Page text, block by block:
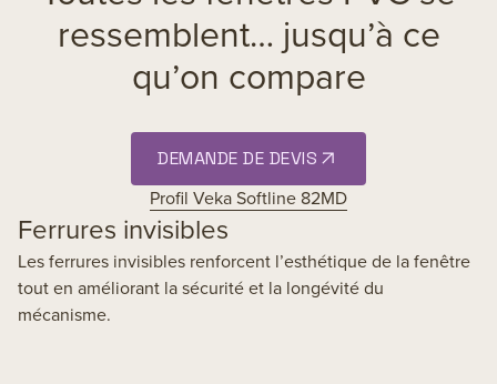
ressemblent… jusqu’à ce
qu’on compare
DEMANDE DE DEVIS
Profil Veka Softline 82MD
Ferrures invisibles
Les ferrures invisibles renforcent l’esthétique de la fenêtre
tout en améliorant la sécurité et la longévité du
mécanisme.